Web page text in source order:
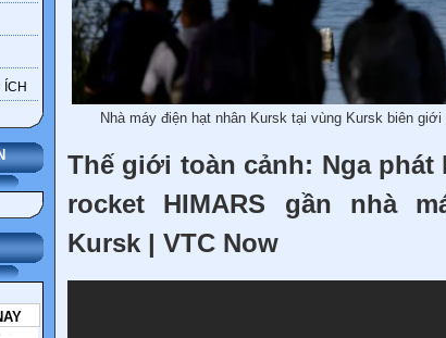
Nhà máy điện hạt nhân Kursk tại vùng Kursk biên
Thế giới toàn cảnh: Nga phát
rocket HIMARS gần nhà
Kursk | VTC Now